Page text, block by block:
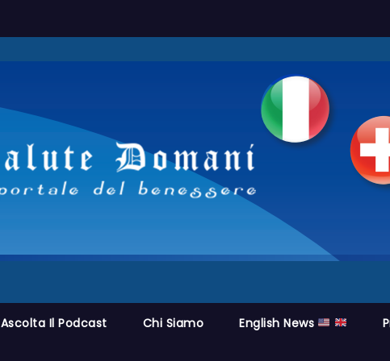
Ascolta Il Podcast Chi Siamo English News